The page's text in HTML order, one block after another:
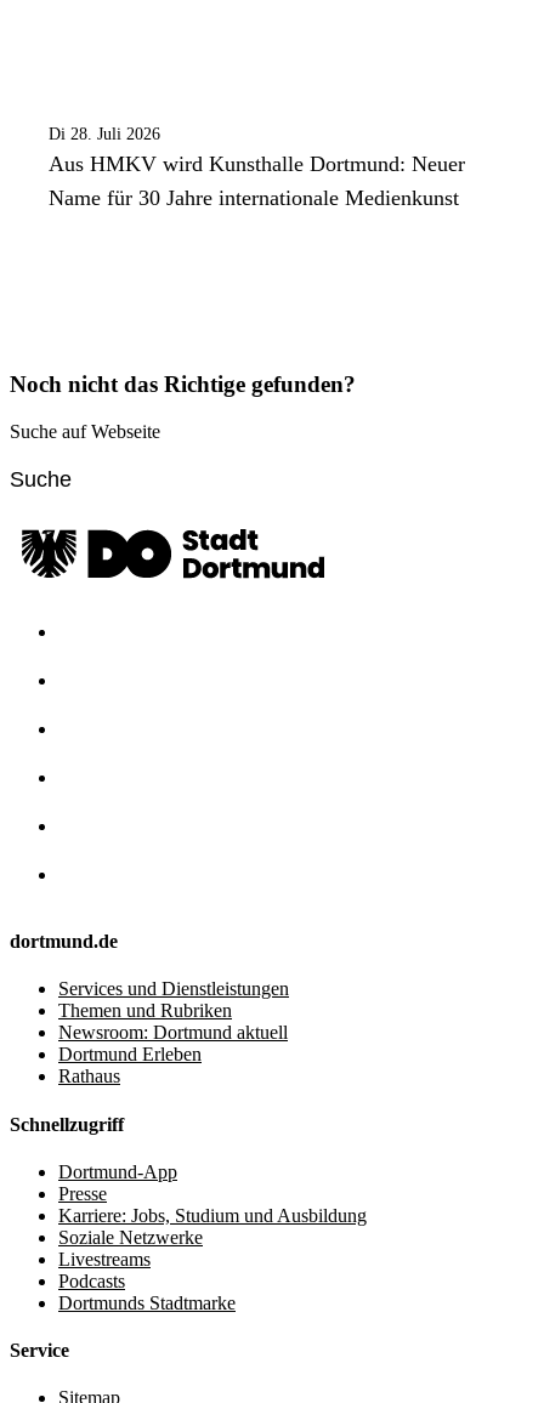
Di 28. Juli 2026
Aus HMKV wird Kunsthalle Dortmund: Neuer
Name für 30 Jahre internationale Medienkunst
Noch nicht das Richtige gefunden?
Suche auf Webseite
dortmund.de
Services und Dienstleistungen
Themen und Rubriken
Newsroom: Dortmund aktuell
Dortmund Erleben
Rathaus
Schnellzugriff
Dortmund-App
Presse
Karriere: Jobs, Studium und Ausbildung
Soziale Netzwerke
Livestreams
Podcasts
Dortmunds Stadtmarke
Service
Sitemap